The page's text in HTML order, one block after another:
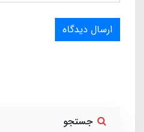
ارسال دیدگاه
جستجو